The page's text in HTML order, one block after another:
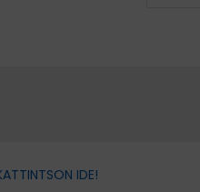
IDE!